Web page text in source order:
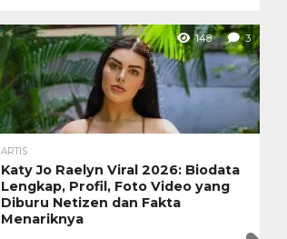
148 3
ARTIS
Katy Jo Raelyn Viral 2026: Biodata
Lengkap, Profil, Foto Video yang
Diburu Netizen dan Fakta
Menariknya